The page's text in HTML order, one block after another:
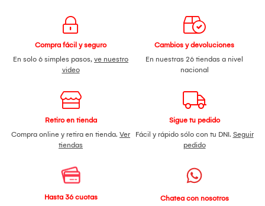
Compra fácil y seguro
En solo 6 simples pasos, ve nuestro
video
Cambios y devoluciones
En nuestras 26 tiendas a nivel
nacional
Retiro en tienda
Compra online y retira en tienda. Ver
tiendas
Sigue tu pedido
Fácil y rápido sólo con tu DNI. Seguir
pedido
Hasta 36 cuotas
Chatea con nosotros